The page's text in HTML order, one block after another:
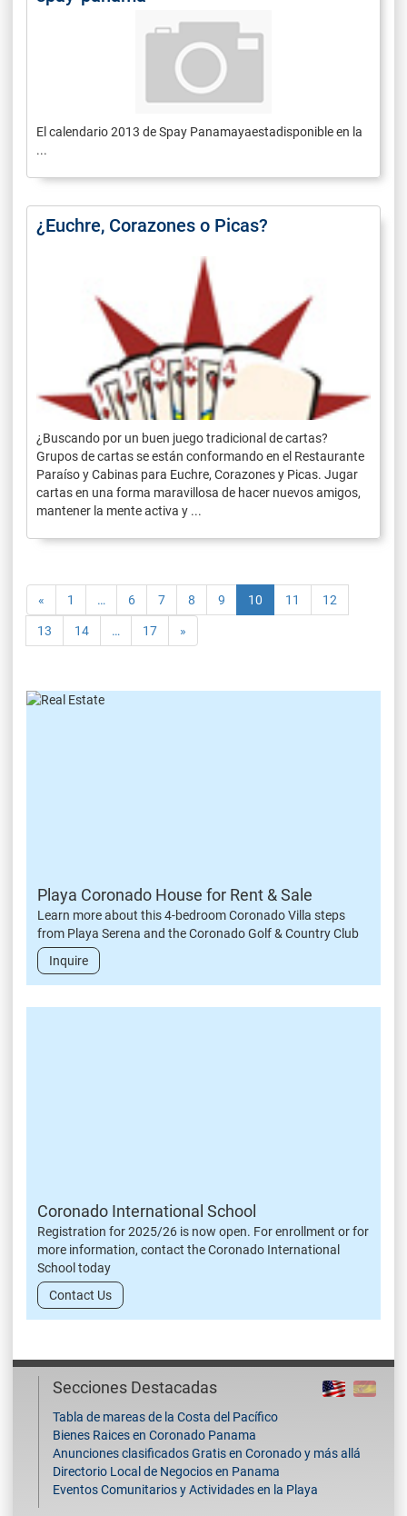
El calendario 2013 de Spay Panamayaestadisponible en la
...
¿Euchre, Corazones o Picas?
¿Buscando por un buen juego tradicional de cartas?
Grupos de cartas se están conformando en el Restaurante
Paraíso y Cabinas para Euchre, Corazones y Picas. Jugar
cartas en una forma maravillosa de hacer nuevos amigos,
mantener la mente activa y ...
« 1 … 6 7 8 9 10 11 12
13 14 … 17 »
Playa Coronado House for Rent & Sale
Learn more about this 4-bedroom Coronado Villa steps
from Playa Serena and the Coronado Golf & Country Club
Inquire
Coronado International School
Registration for 2025/26 is now open. For enrollment or for
more information, contact the Coronado International
School today
Contact Us
Secciones Destacadas
Tabla de mareas de la Costa del Pacífico
Bienes Raices en Coronado Panama
Anunciones clasificados Gratis en Coronado y más allá
Directorio Local de Negocios en Panama
Eventos Comunitarios y Actividades en la Playa